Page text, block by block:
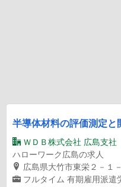
半導体材料の評価測定と
ＷＤＢ株式会社 広島支社
ハローワーク広島の求人
広島県大竹市東栄２－１
フルタイム 有期雇用派遣